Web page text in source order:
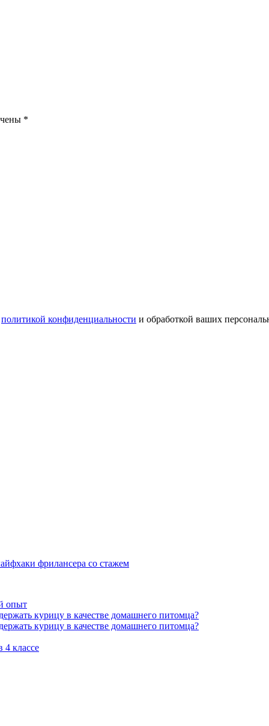
*
политикой конфиденциальности и обработкой ваших
фрилансера со стажем
опыт
курицу в качестве домашнего питомца?
курицу в качестве домашнего питомца?
классе